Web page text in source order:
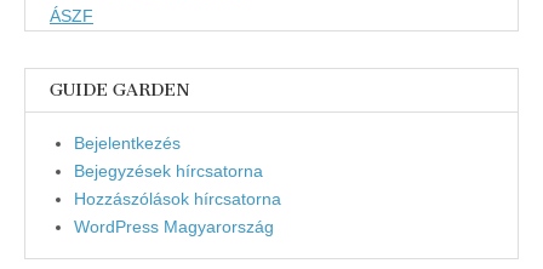
ÁSZF
GUIDE GARDEN
Bejelentkezés
Bejegyzések hírcsatorna
Hozzászólások hírcsatorna
WordPress Magyarország